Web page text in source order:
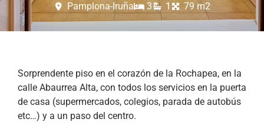
Pamplona-Iruña 3 1 79 m2
Sorprendente piso en el corazón de la Rochapea, en la
calle Abaurrea Alta, con todos los servicios en la puerta
de casa (supermercados, colegios, parada de autobús
etc…) y a un paso del centro.